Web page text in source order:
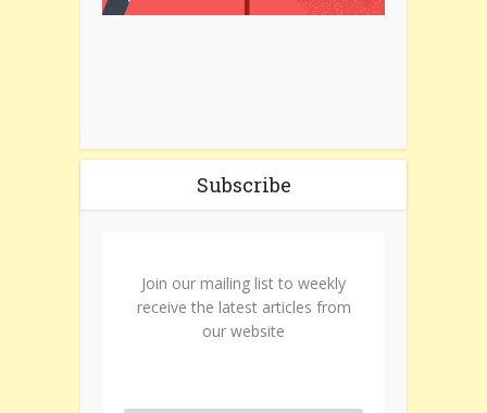
Subscribe
Join our mailing list to weekly
receive the latest articles from
our website